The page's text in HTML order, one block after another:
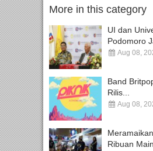
More in this category
UI dan
Podomoro
Aug 08,
Band
Rilis...
Aug 08,
Ribuan